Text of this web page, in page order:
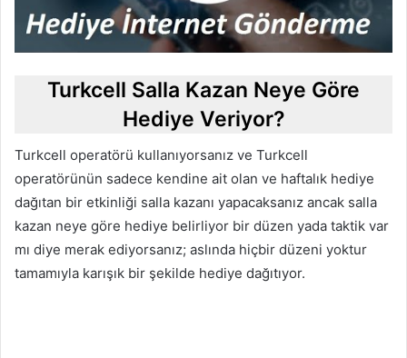
Turkcell Salla Kazan Neye Göre
Hediye Veriyor?
Turkcell operatörü kullanıyorsanız ve Turkcell
operatörünün sadece kendine ait olan ve haftalık hediye
dağıtan bir etkinliği salla kazanı yapacaksanız ancak salla
kazan neye göre hediye belirliyor bir düzen yada taktik var
mı diye merak ediyorsanız; aslında hiçbir düzeni yoktur
tamamıyla karışık bir şekilde hediye dağıtıyor.